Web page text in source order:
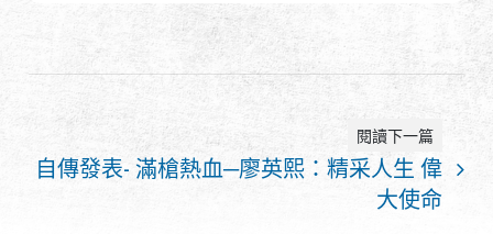
繁體中文 English (US)
Français 日本語
閱讀下一篇
自傳發表- 滿槍熱血─廖英熙：精采人生 偉
大使命